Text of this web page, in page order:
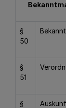
§
50
§
51
§